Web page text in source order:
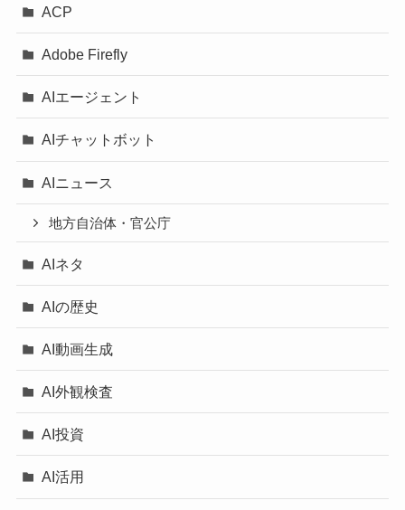
ACP
Adobe Firefly
AIエージェント
AIチャットボット
AIニュース
地方自治体・官公庁
AIネタ
AIの歴史
AI動画生成
AI外観検査
AI投資
AI活用